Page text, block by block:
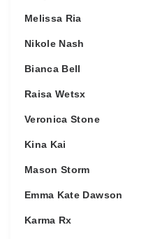
Melissa Ria
Nikole Nash
Bianca Bell
Raisa Wetsx
Veronica Stone
Kina Kai
Mason Storm
Emma Kate Dawson
Karma Rx